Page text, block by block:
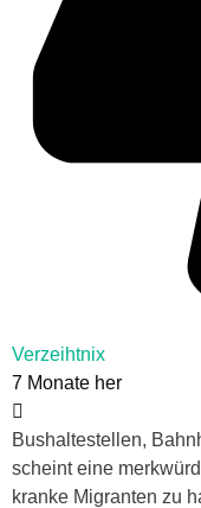
Verzeihtnix
7 Monate her
Bushaltestellen,
scheint eine
kranke Migranten zu